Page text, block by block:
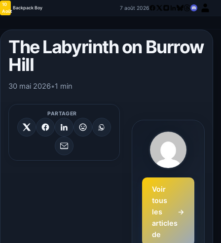
10
Août
Backpack Boy 7 août 2026
The Labyrinth on Burrow
Hill
30 mai 2026•1 min
PARTAGER
Voir
tous
les
articles
de
→